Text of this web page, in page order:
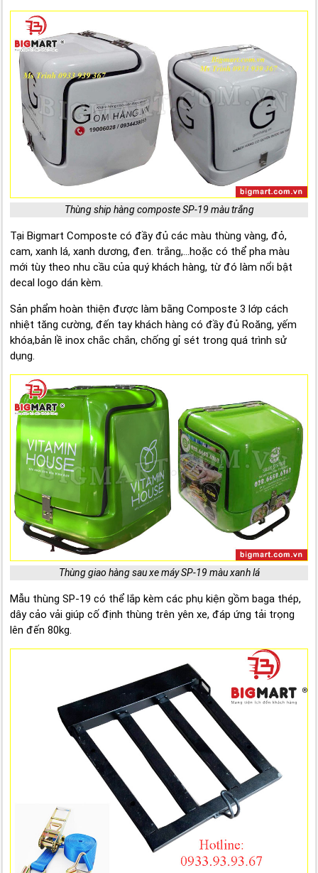
Thùng ship hàng composte SP-19 màu trắng
Tại Bigmart Composte có đầy đủ các màu thùng vàng, đỏ,
cam, xanh lá, xanh dương, đen. trắng,...hoặc có thể pha màu
mới tùy theo nhu cầu của quý khách hàng, từ đó làm nổi bật
decal logo dán kèm.
Sản phẩm hoàn thiện được làm bằng Composte 3 lớp cách
nhiệt tăng cường, đến tay khách hàng có đầy đủ Roăng, yếm
khóa,bản lề inox chắc chắn, chống gỉ sét trong quá trình sử
dụng.
Thùng giao hàng sau xe máy SP-19 màu xanh lá
Mẫu thùng SP-19 có thể lắp kèm các phụ kiện gồm baga thép,
dây cảo vải giúp cố định thùng trên yên xe, đáp ứng tải trọng
lên đến 80kg.